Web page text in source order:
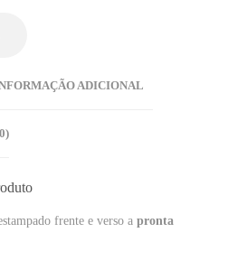
ADICIONAL
frente e verso a pronta